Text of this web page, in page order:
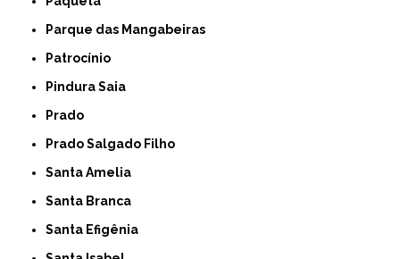
Parque das Mangabeiras
Patrocínio
Pindura Saia
Prado
Prado Salgado Filho
Santa Amelia
Santa Branca
Santa Efigênia